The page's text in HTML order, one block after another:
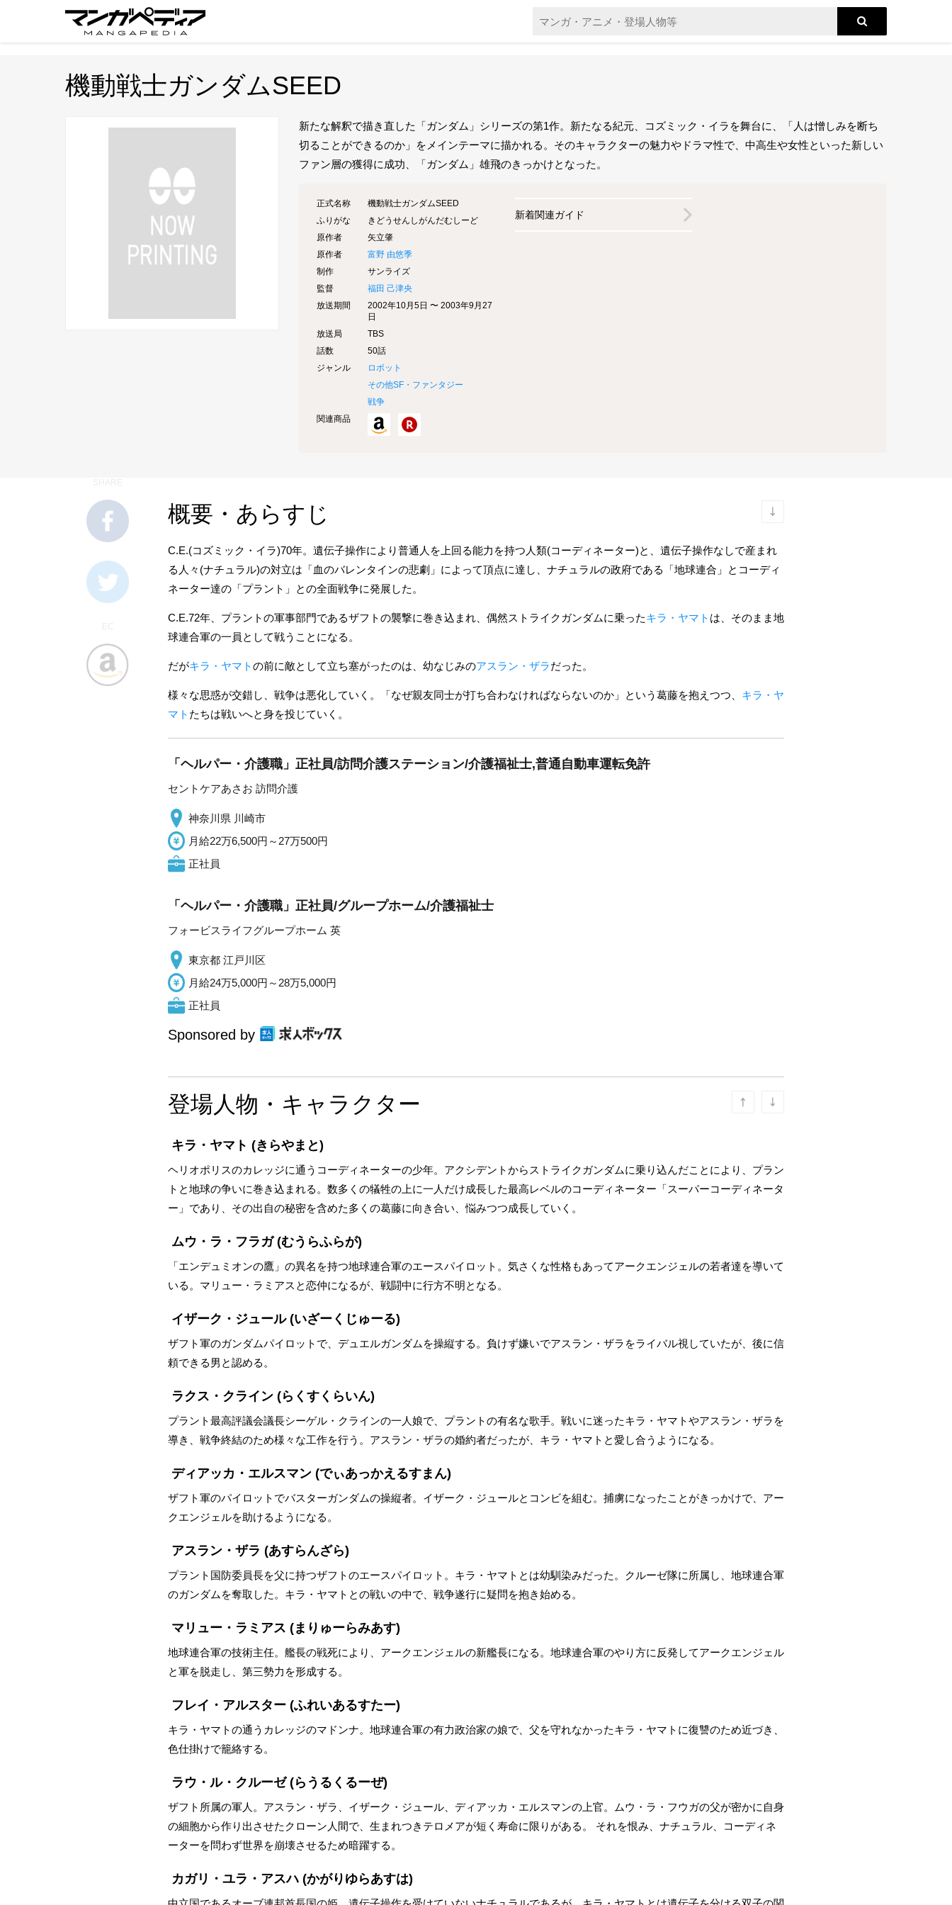
機動戦士ガンダムSEED
新たな解釈で描き直した「ガンダム」シリーズの第1作。新たなる紀元、コズミック・イラを舞台に、「人は憎しみを断ち
切ることができるのか」をメインテーマに描かれる。そのキャラクターの魅力やドラマ性で、中高生や女性といった新しい
ファン層の獲得に成功、「ガンダム」雄飛のきっかけとなった。
正式名称
機動戦士ガンダムSEED
ふりがな
きどうせんしがんだむしーど
原作者
矢立肇
原作者
富野 由悠季
制作
サンライズ
監督
福田 己津央
放送期間
2002年10月5日 〜 2003年9月27
日
放送局
TBS
話数
50話
ジャンル
ロボット
その他SF・ファンタジー
戦争
関連商品
新着関連ガイド
概要・あらすじ
C.E.(コズミック・イラ)70年。遺伝子操作により普通人を上回る能力を持つ人類(コーディネーター)と、遺伝子操作なしで産まれ
る人々(ナチュラル)の対立は「血のバレンタインの悲劇」によって頂点に達し、ナチュラルの政府である「地球連合」とコーディ
ネーター達の「プラント」との全面戦争に発展した。
C.E.72年、プラントの軍事部門であるザフトの襲撃に巻き込まれ、偶然ストライクガンダムに乗ったキラ・ヤマト は、そのまま地
球連合軍の一員として戦うことになる。
だがキラ・ヤマトの前に敵として立ち塞がったのは、幼なじみのアスラン・ザラだった。
様々な思惑が交錯し、戦争は悪化していく。「なぜ親友同士が打ち合わなければならないのか」という葛藤を抱えつつ、 キラ・ヤ
マト たちは戦いへと身を投じていく。
「ヘルパー・介護職」正社員/訪問介護ステーション/介護福祉士,普通自動車運転免許
セントケアあさお 訪問介護
神奈川県 川崎市
月給22万6,500円～27万500円
正社員
「ヘルパー・介護職」正社員/グループホーム/介護福祉士
フォービスライフグループホーム 英
東京都 江戸川区
月給24万5,000円～28万5,000円
正社員
Sponsored by
登場人物・キャラクター
キラ・ヤマト (きらやまと)
ヘリオポリスのカレッジに通うコーディネーターの少年。アクシデントからストライクガンダムに乗り込んだことにより、プラン
トと地球の争いに巻き込まれる。数多くの犠牲の上に一人だけ成長した最高レベルのコーディネーター「スーパーコーディネータ
ー」であり、その出自の秘密を含めた多くの葛藤に向き合い、悩みつつ成長していく。
ムウ・ラ・フラガ(むうらふらが)
「エンデュミオンの鷹」の異名を持つ地球連合軍のエースパイロット。気さくな性格もあってアークエンジェルの若者達を導いて
いる。マリュー・ラミアスと恋仲になるが、戦闘中に行方不明となる。
イザーク・ジュール(いざーくじゅーる)
ザフト軍のガンダムパイロットで、デュエルガンダムを操縦する。負けず嫌いでアスラン・ザラをライバル視していたが、後に信
頼できる男と認める。
ラクス・クライン (らくすくらいん)
プラント最高評議会議長シーゲル・クラインの一人娘で、プラントの有名な歌手。戦いに迷ったキラ・ヤマトやアスラン・ザラを
導き、戦争終結のため様々な工作を行う。アスラン・ザラの婚約者だったが、キラ・ヤマトと愛し合うようになる。
ディアッカ・エルスマン (でぃあっかえるすまん)
ザフト軍のパイロットでバスターガンダムの操縦者。イザーク・ジュールとコンビを組む。捕虜になったことがきっかけで、アー
クエンジェルを助けるようになる。
アスラン・ザラ (あすらんざら)
プラント国防委員長を父に持つザフトのエースパイロット。キラ・ヤマトとは幼馴染みだった。クルーゼ隊に所属し、地球連合軍
のガンダムを奪取した。キラ・ヤマトとの戦いの中で、戦争遂行に疑問を抱き始める。
マリュー・ラミアス (まりゅーらみあす)
地球連合軍の技術主任。艦長の戦死により、アークエンジェルの新艦長になる。地球連合軍のやり方に反発してアークエンジェル
と軍を脱走し、第三勢力を形成する。
フレイ・アルスター (ふれいあるすたー)
キラ・ヤマトの通うカレッジのマドンナ。地球連合軍の有力政治家の娘で、父を守れなかったキラ・ヤマトに復讐のため近づき、
色仕掛けで籠絡する。
ラウ・ル・クルーゼ(らうるくるーぜ)
ザフト所属の軍人。アスラン・ザラ、イザーク・ジュール、ディアッカ・エルスマンの上官。ムウ・ラ・フウガの父が密かに自身
の細胞から作り出させたクローン人間で、生まれつきテロメアが短く寿命に限りがある。 それを恨み、ナチュラル、コーディネ
ーターを問わず世界を崩壊させるため暗躍する。
カガリ・ユラ・アスハ (かがりゆらあすは)